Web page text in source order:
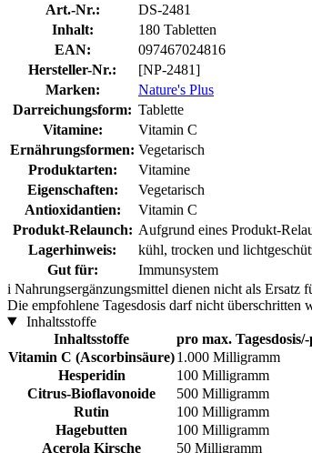
Art.-Nr.:
DS-2481
Inhalt:
180 Tabletten
EAN:
097467024816
Hersteller-Nr.:
[NP-2481]
Marken:
Nature's Plus
Darreichungsform: Tablette
Vitamine:
Vitamin C
Ernährungsformen: Vegetarisch
Produktarten:
Vitamine
Eigenschaften:
Vegetarisch
Antioxidantien:
Vitamin C
Produkt-Relaunch: Aufgrund eines Produkt-
Lagerhinweis:
kühl, trocken und
Gut für:
Immunsystem
i Nahrungsergänzungsmittel dienen nicht als Ersatz
Die empfohlene Tagesdosis darf nicht überschritten
Inhaltsstoffe
Inhaltsstoffe
pro max.
Vitamin C (Ascorbinsäure)1.000 Milligramm
Hesperidin
100 Milligramm
Citrus-Bioflavonoide
500 Milligramm
Rutin
100 Milligramm
Hagebutten
100 Milligramm
Acerola Kirsche
50 Milligramm